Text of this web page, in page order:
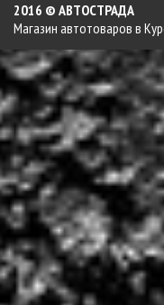
2016 © АВТОСТРАДА
Магазин автотоваров в